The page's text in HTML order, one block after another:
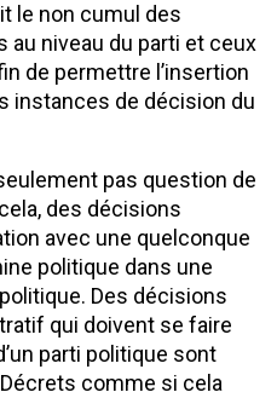
le non cumul des
niveau du parti et ceux
de permettre l’insertion
instances de décision du
pas question de
des décisions
avec une quelconque
politique dans une
Des décisions
qui doivent se faire
parti politique sont
comme si cela